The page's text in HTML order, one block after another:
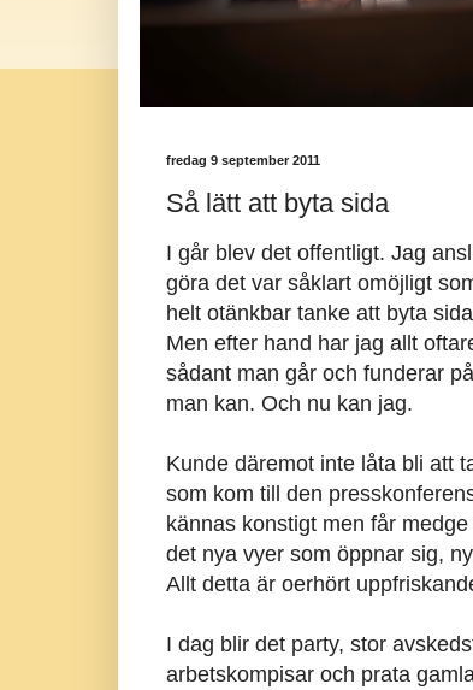
fredag 9 september 2011
Så lätt att byta sida
I går blev det offentligt. Jag
göra det var såklart omöjligt
helt otänkbar tanke att byta
Men efter hand har jag allt
sådant man går och funderar
man kan. Och nu kan jag.
Kunde däremot inte låta bli att
som kom till den
kännas konstigt men får
det nya vyer som öppnar sig,
Allt detta är oerhört
I dag blir det party, stor
arbetskompisar och prata